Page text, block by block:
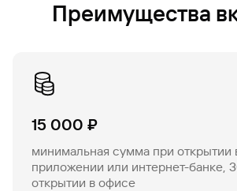
Преимущества
15 000 ₽
минимальная сумма при открытии
приложении или интернет-банке,
открытии в офисе